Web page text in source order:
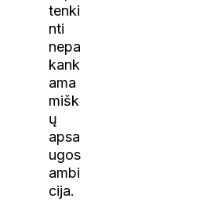
tenki
nti
nepa
kank
ama
mišk
ų
apsa
ugos
ambi
cija.